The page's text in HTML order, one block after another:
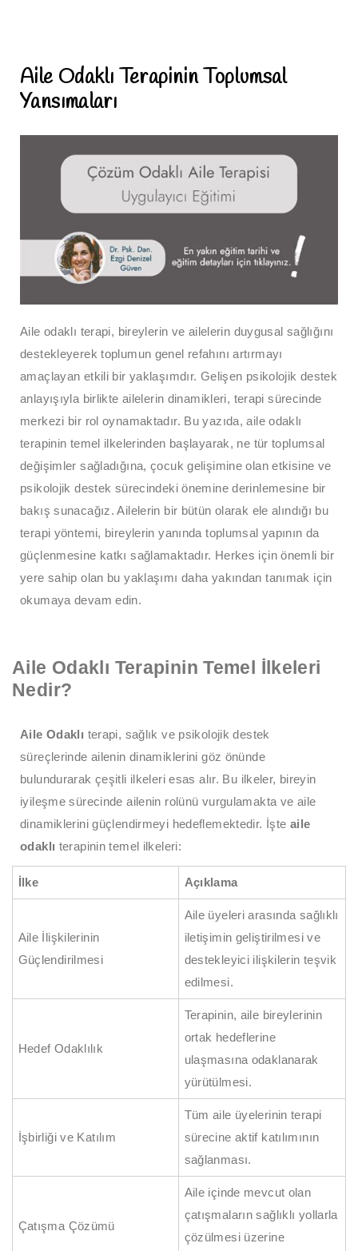
Aile Odaklı Terapinin Toplumsal
Yansımaları
Aile odaklı terapi, bireylerin ve ailelerin duygusal sağlığını
destekleyerek toplumun genel refahını artırmayı
amaçlayan etkili bir yaklaşımdır. Gelişen psikolojik destek
anlayışıyla birlikte ailelerin dinamikleri, terapi sürecinde
merkezi bir rol oynamaktadır. Bu yazıda, aile odaklı
terapinin temel ilkelerinden başlayarak, ne tür toplumsal
değişimler sağladığına, çocuk gelişimine olan etkisine ve
psikolojik destek sürecindeki önemine derinlemesine bir
bakış sunacağız. Ailelerin bir bütün olarak ele alındığı bu
terapi yöntemi, bireylerin yanında toplumsal yapının da
güçlenmesine katkı sağlamaktadır. Herkes için önemli bir
yere sahip olan bu yaklaşımı daha yakından tanımak için
okumaya devam edin.
Aile Odaklı Terapinin Temel İlkeleri
Nedir?
Aile Odaklı terapi, sağlık ve psikolojik destek
süreçlerinde ailenin dinamiklerini göz önünde
bulundurarak çeşitli ilkeleri esas alır. Bu ilkeler, bireyin
iyileşme sürecinde ailenin rolünü vurgulamakta ve aile
dinamiklerini güçlendirmeyi hedeflemektedir. İşte aile
odaklı terapinin temel ilkeleri:
İlke Açıklama
Aile İlişkilerinin
Güçlendirilmesi
Aile üyeleri arasında sağlıklı
iletişimin geliştirilmesi ve
destekleyici ilişkilerin teşvik
edilmesi.
Hedef Odaklılık
Terapinin, aile bireylerinin
ortak hedeflerine
ulaşmasına odaklanarak
yürütülmesi.
İşbirliği ve Katılım
Tüm aile üyelerinin terapi
sürecine aktif katılımının
sağlanması.
Çatışma Çözümü
Aile içinde mevcut olan
çatışmaların sağlıklı yollarla
çözülmesi üzerine